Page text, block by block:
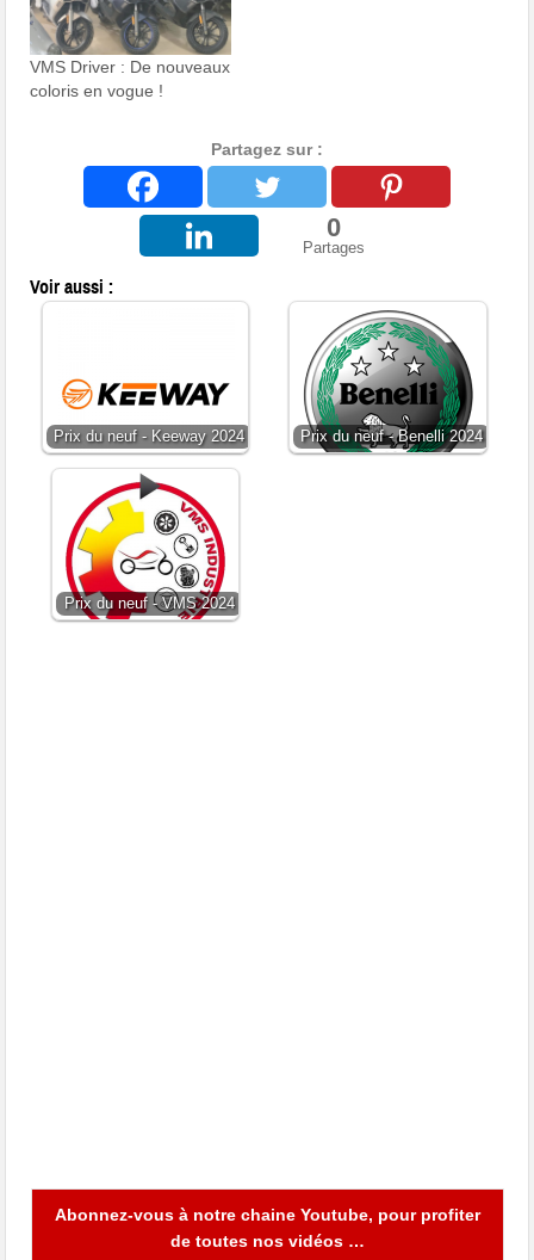
VMS Driver : De nouveaux
coloris en vogue !
Partagez sur :
0
Partages
Voir aussi :
Prix du neuf - Keeway 2024 Prix du neuf - Benelli 2024
Prix du neuf - VMS 2024
Abonnez-vous à notre chaine Youtube, pour profiter
de toutes nos vidéos …